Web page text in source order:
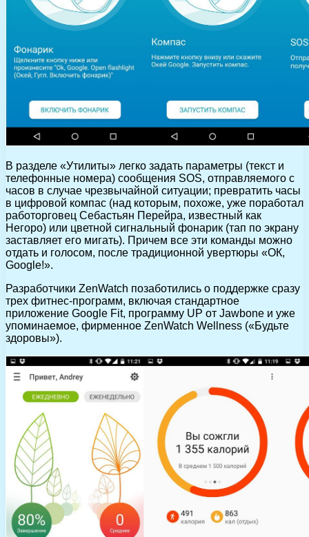
В разделе «Утилиты» легко задать параметры (текст и
телефонные номера) сообщения SOS, отправляемого с
часов в случае чрезвычайной ситуации; превратить часы
в цифровой компас (над которым, похоже, уже поработал
работорговец Себастьян Перейра, известный как
Негоро) или цветной сигнальный фонарик (тап по экрану
заставляет его мигать). Причем все эти команды можно
отдать и голосом, после традиционной увертюры «ОК,
Google!».
Разработчики ZenWatch позаботились о поддержке сразу
трех фитнес-программ, включая стандартное
приложение Google Fit, программу UP от Jawbone и уже
упоминаемое, фирменное ZenWatch Wellness («Будьте
здоровы»).